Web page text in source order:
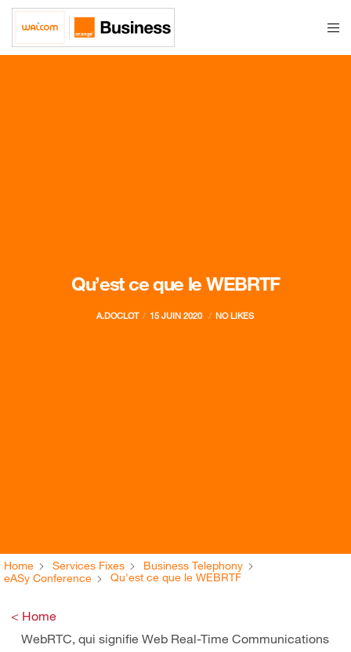
Qu’est ce que le WEBRTF
A.DOCLOT 15 JUIN 2020 NO LIKES
Home Services Fixes
Business Telephony
eASy Conference
Qu'est ce que le WEBRTF
< Home
WebRTC, qui signifie Web Real-Time Communications